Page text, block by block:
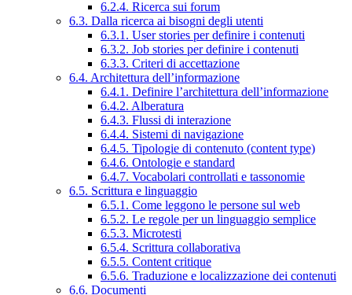
6.2.4. Ricerca sui forum
6.3. Dalla ricerca ai bisogni degli utenti
6.3.1. User stories per definire i contenuti
6.3.2. Job stories per definire i contenuti
6.3.3. Criteri di accettazione
6.4. Architettura dell’informazione
6.4.1. Definire l’architettura dell’informazione
6.4.2. Alberatura
6.4.3. Flussi di interazione
6.4.4. Sistemi di navigazione
6.4.5. Tipologie di contenuto (content type)
6.4.6. Ontologie e standard
6.4.7. Vocabolari controllati e tassonomie
6.5. Scrittura e linguaggio
6.5.1. Come leggono le persone sul web
6.5.2. Le regole per un linguaggio semplice
6.5.3. Microtesti
6.5.4. Scrittura collaborativa
6.5.5. Content critique
6.5.6. Traduzione e localizzazione dei contenuti
6.6. Documenti